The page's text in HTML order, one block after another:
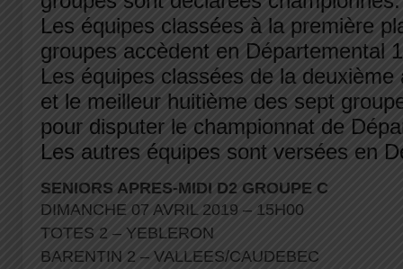
Les équipes classées à la première
groupes accèdent en Départemental
Les équipes classées de la
et le meilleur huitième des sept
pour disputer le championnat de
Les autres équipes sont versées en
SENIORS APRES-MIDI D2 GROUPE C
DIMANCHE 07 AVRIL 2019 – 15H00
TOTES 2 – YEBLERON
BARENTIN 2 – VALLEES/CAUDEBEC